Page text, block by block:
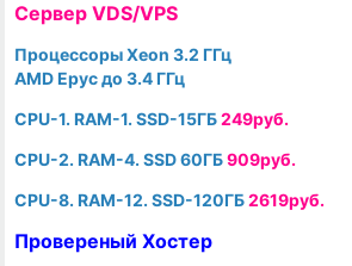
Cервер VDS/VPS
Процессоры Xeon 3.2 ГГц
AMD Epyc до 3.4 ГГц
CPU-1. RAM-1. SSD-15ГБ249руб.
CPU-2. RAM-4. SSD 60ГБ909руб.
CPU-8. RAM-12. SSD-120ГБ2619руб.
Провереный Хостер